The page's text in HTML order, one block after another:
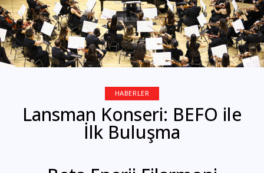
HABERLER
Lansman Konseri: BEFO ile
İlk Buluşma